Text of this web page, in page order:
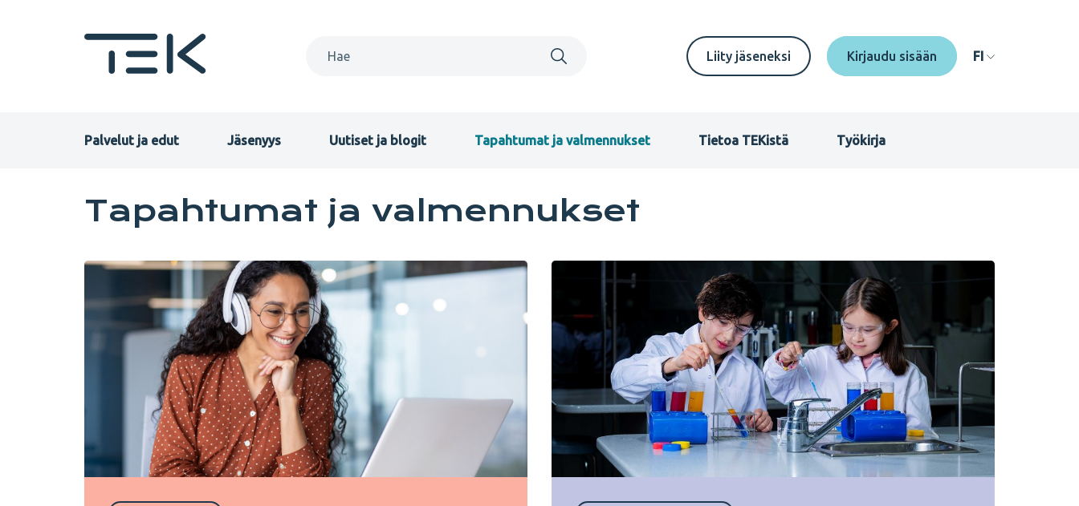
Secondary
FI
Liity jäseneksi FI
Primary
FI
Palvelut ja edut Jäsenyys Uutiset ja blogit Tapahtumat ja valmennukset Tietoa TEKistä Työkirja
Tapahtumat
valmennukset
Tapahtumat ja valmennukset